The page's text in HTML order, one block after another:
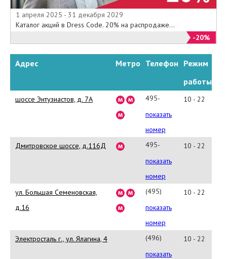
1 апреля 2025 - 31 декабря 2029
Каталог акций в Dress Code. 20% на распродаже...
-20%
Адрес Метро Телефон Режим
работы
шоссе Энтузиастов, д. 7А
495-
915-
83-
72
показать
номер
10 - 22
Дмитровское шоссе, д.116Д
495-
725-
79-
45
показать
номер
10 - 22
ул. Большая Семеновская,
д.16
(495)
600-
41-
17
показать
номер
10 - 22
Электросталь г., ул. Ялагина, 4
(496)579-
06-
показать
10 - 22